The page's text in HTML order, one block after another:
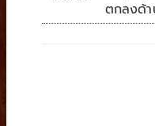
ตกลงด้า
สงคราม